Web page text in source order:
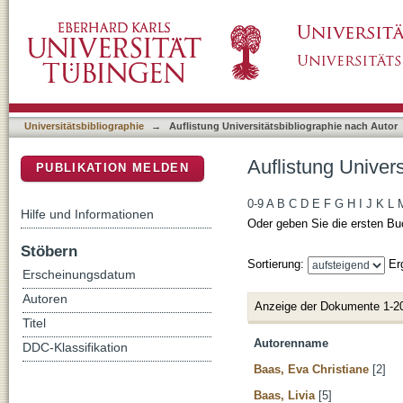
Universitätsbibliographie → Auflistung Universitätsbibliographie nach Autor
Auflistung
0-9 A B C D E F G H J K L
Oder geben Sie die ersten
Sortierung:
Anzeige der Dokumente 1-
Autorenname
Baas, Eva Christiane [2]
Baas, Livia [5]
PUBLIKATION MELDEN
Hilfe und Informationen
Stöbern
Erscheinungsdatum
Autoren
Titel
DDC-Klassifikation